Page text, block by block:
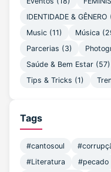
IDENTIDADE & GÊNERO
Music (11) Música
Parcerias (3)
Saúde & Bem Estar (57)
Tips & Tricks (1)
Tags
#cantosoul
#Literatura
#pecado